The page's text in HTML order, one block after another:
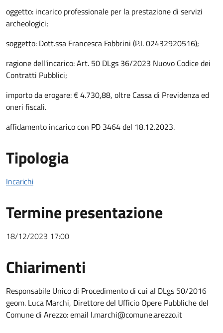
Descrizione Bando
oggetto: incarico professionale per la prestazione di servizi
archeologici;
soggetto: Dott.ssa Francesca Fabbrini (P.I. 02432920516);
ragione dell'incarico: Art. 50 DLgs 36/2023 Nuovo Codice dei
Contratti Pubblici;
importo da erogare: € 4.730,88, oltre Cassa di Previdenza ed
oneri fiscali.
affidamento incarico con PD 3464 del 18.12.2023.
Tipologia
Incarichi
Termine presentazione
18/12/2023 17:00
Chiarimenti
Chiarimenti
Responsabile Unico di Procedimento di cui al DLgs 50/2016
geom. Luca Marchi, Direttore del Ufficio Opere Pubbliche del
Comune di Arezzo: email l.marchi@comune.arezzo.it